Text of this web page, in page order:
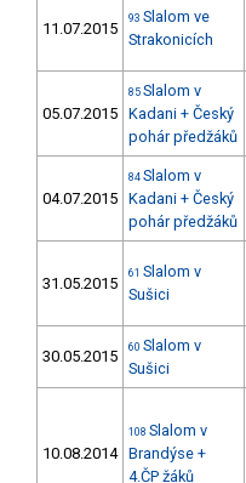
11.07.2015
93 Slalom ve
Strakonicích
05.07.2015
85 Slalom v
Kadani + Český
pohár předžáků
04.07.2015
84 Slalom v
Kadani + Český
pohár předžáků
31.05.2015
61 Slalom v
Sušici
30.05.2015 60 Slalom v
Sušici
10.08.2014
108 Slalom v
Brandýse +
4.ČP žáků